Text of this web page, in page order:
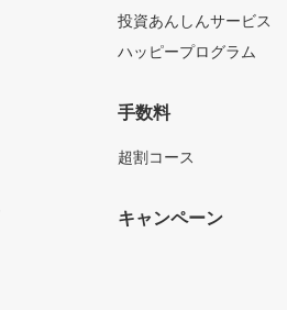
投資あんしんサービス
ハッピープログラム
手数料
超割コース
キャンペーン